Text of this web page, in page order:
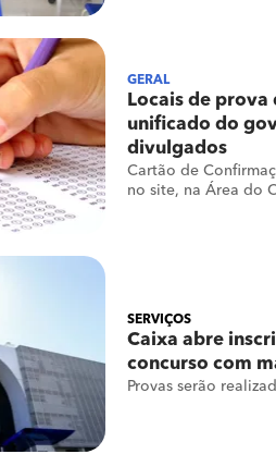
GERAL
Locais de prova
unificado do
divulgados
Cartão de
no site, na Área do
SERVIÇOS
Caixa abre
concurso com
Provas serão